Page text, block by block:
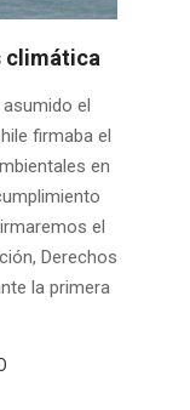
climática
el
firmaba el
en
el
Derechos
la primera